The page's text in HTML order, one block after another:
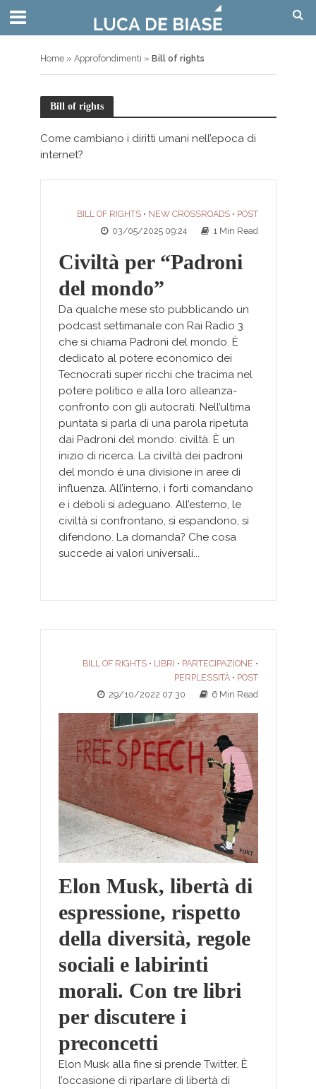
Home» Approfondimenti » Bill of rights
Bill of rights
Come cambiano i diritti umani nell’epoca di
internet?
BILL OF RIGHTS • NEW CROSSROADS • POST
03/05/2025 09:24
1 Min Read
Civiltà per “Padroni
del mondo”
Da qualche mese sto pubblicando un
podcast settimanale con Rai Radio 3
che si chiama Padroni del mondo. È
dedicato al potere economico dei
Tecnocrati super ricchi che tracima nel
potere politico e alla loro alleanza-
confronto con gli autocrati. Nell’ultima
puntata si parla di una parola ripetuta
dai Padroni del mondo: civiltà. È un
inizio di ricerca. La civiltà dei padroni
del mondo è una divisione in aree di
influenza. All’interno, i forti comandano
e i deboli si adeguano. All’esterno, le
civiltà si confrontano, si espandono, si
difendono. La domanda? Che cosa
succede ai valori universali...
BILL OF RIGHTS • LIBRI • PARTECIPAZIONE •
PERPLESSITÀ • POST
29/10/2022 07:30
6 Min Read
Elon Musk, libertà di
espressione, rispetto
della diversità, regole
sociali e labirinti
morali. Con tre libri
per discutere i
preconcetti
Elon Musk alla fine si prende Twitter. È
l’occasione di riparlare di libertà di